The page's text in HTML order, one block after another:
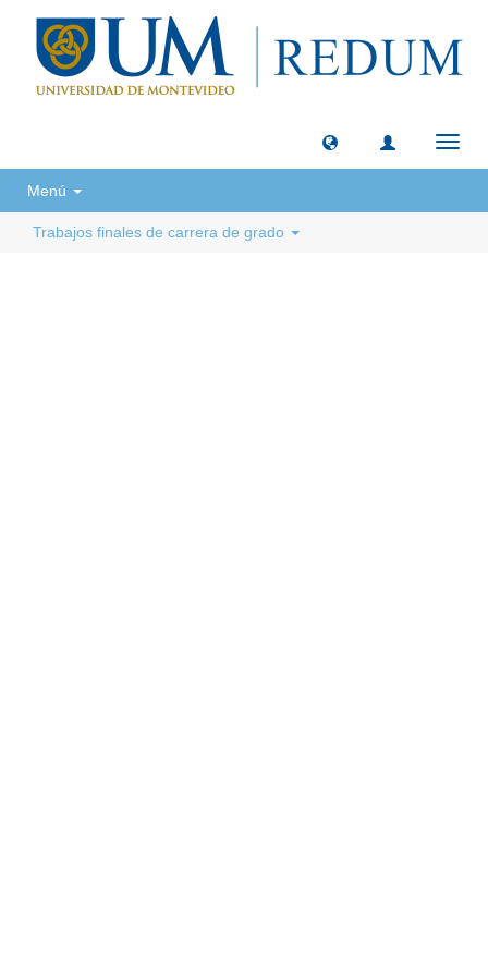
Menú
Trabajos finales de carrera de grado